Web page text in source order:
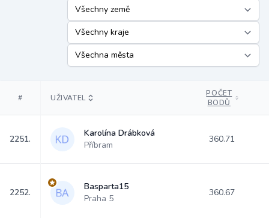
# UŽIVATEL
POČET
BODŮ
2251.
Karolína Drábková
Příbram
360.71
2252.
Basparta15
Praha 5
360.67